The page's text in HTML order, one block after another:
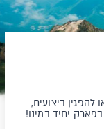
ביצועים,
יחיד במינו!